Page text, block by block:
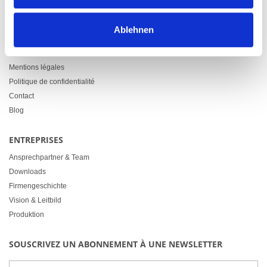
Ablehnen
Mentions légales
Politique de confidentialité
Contact
Blog
ENTREPRISES
Ansprechpartner & Team
Downloads
Firmengeschichte
Vision & Leitbild
Produktion
SOUSCRIVEZ UN ABONNEMENT À UNE NEWSLETTER